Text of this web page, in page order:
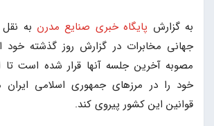
به گزارش پایگاه خبری صنایع مدرن به
جهانی مخابرات در گزارش روز گذشته خود
مصوبه آخرین جلسه آنها قرار شده است تا
خود را در مرزهای جمهوری اسلامی
قوانین این کشور پیروی کند.